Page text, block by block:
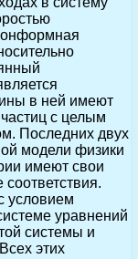
в ней имеют
с целым
Последних двух
модели физики
имеют свои
условием
уравнений
системы и
этих